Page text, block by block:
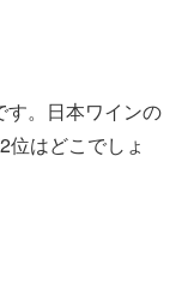
す。日本ワインの
はどこでしょ